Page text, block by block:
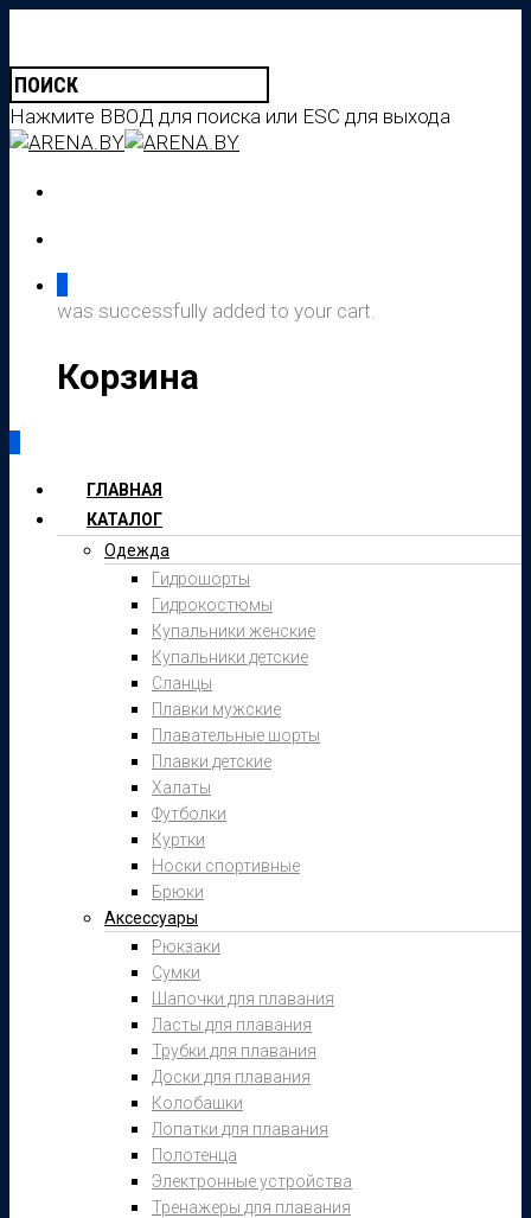
Нажмите ВВОД для поиска или ESC для выхода
was successfully added to your cart.
Корзина
ГЛАВНАЯ
КАТАЛОГ
Одежда
Гидрошорты
Гидрокостюмы
Купальники женские
Купальники детские
Сланцы
Плавки мужские
Плавательные шорты
Плавки детские
Халаты
Футболки
Куртки
Носки спортивные
Брюки
Аксессуары
Рюкзаки
Сумки
Шапочки для плавания
Ласты для плавания
Трубки для плавания
Доски для плавания
Колобашки
Лопатки для плавания
Полотенца
Электронные устройства
Тренажеры для плавания